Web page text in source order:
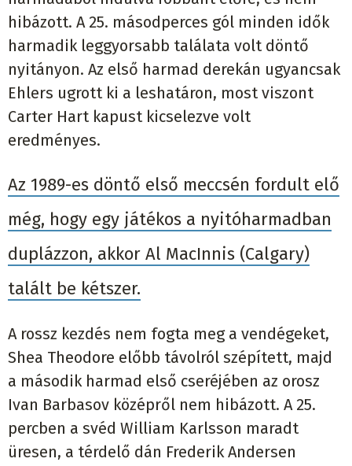
hibázott. A 25. másodperces gól minden idők
harmadik leggyorsabb találata volt döntő
nyitányon. Az első harmad derekán ugyancsak
Ehlers ugrott ki a leshatáron, most viszont
Carter Hart kapust kicselezve volt
eredményes.
Az 1989-es döntő első meccsén fordult elő
még, hogy egy játékos a nyitóharmadban
duplázzon, akkor Al MacInnis (Calgary)
talált be kétszer.
A rossz kezdés nem fogta meg a vendégeket,
Shea Theodore előbb távolról szépített, majd
a második harmad első cseréjében az orosz
Ivan Barbasov középről nem hibázott. A 25.
percben a svéd William Karlsson maradt
üresen, a térdelő dán Frederik Andersen